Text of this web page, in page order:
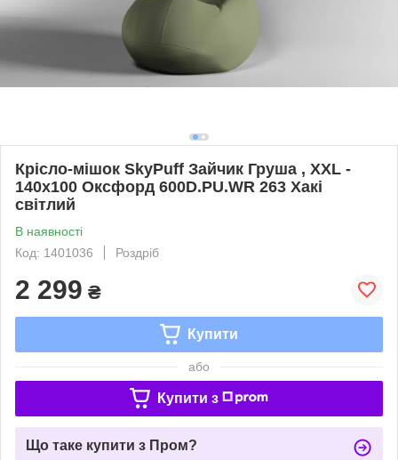
Крісло-мішок SkyPuff Зайчик Груша , XXL -
140х100 Оксфорд 600D.PU.WR 263 Хакі
світлий
В наявності
Код: 1401036
Роздріб
2 299 ₴
Купити
або
Купити з
Що таке купити з Пром?